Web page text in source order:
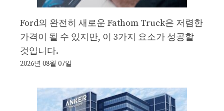
Ford의 완전히 새로운 Fathom Truck은 저렴한
가격이 될 수 있지만, 이 3가지 요소가 성공할
것입니다.
2026년 08월 07일